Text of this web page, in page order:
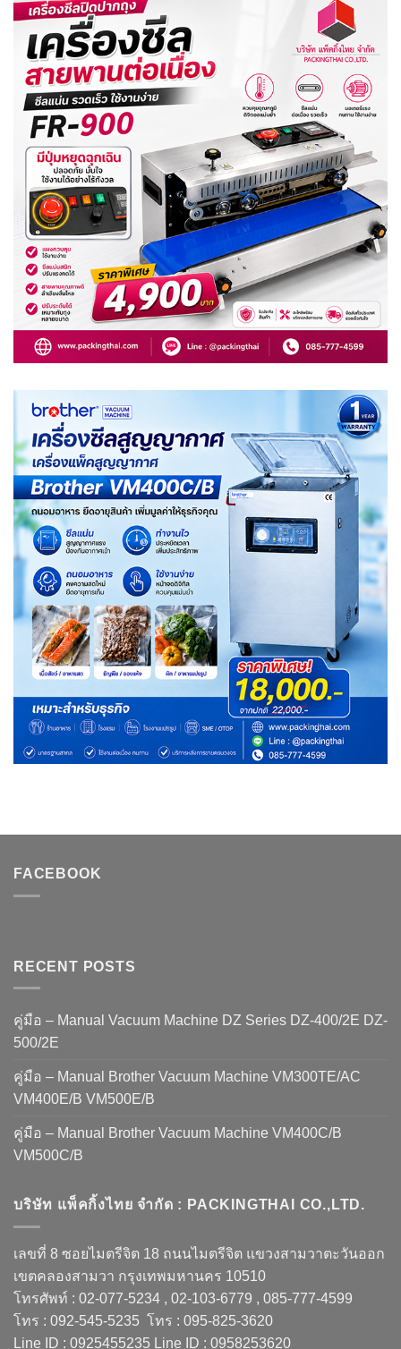
FACEBOOK
RECENT POSTS
คู่มือ – Manual Vacuum Machine DZ Series DZ-400/2E DZ-
500/2E
คู่มือ – Manual Brother Vacuum Machine VM300TE/AC
VM400E/B VM500E/B
คู่มือ – Manual Brother Vacuum Machine VM400C/B
VM500C/B
บริษัท แพ็คกิ้งไทย จำกัด : PACKINGTHAI CO.,LTD.
เลขที่ 8 ซอยไมตรีจิต 18 ถนนไมตรีจิต แขวงสามวาตะวันออก
เขตคลองสามวา กรุงเทพมหานคร 10510
โทรศัพท์ : 02-077-5234 , 02-103-6779 , 085-777-4599
โทร : 092-545-5235 โทร : 095-825-3620
Line ID : 0925455235 Line ID : 0958253620